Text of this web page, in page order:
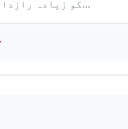
کو زیادہ رازداری اور اشتہار...